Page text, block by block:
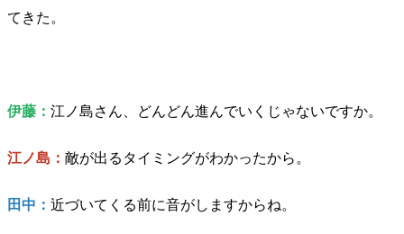
てきた。
伊藤： 江ノ島さん、どんどん進んでいくじゃないですか。
江ノ島： 敵が出るタイミングがわかったから。
田中： 近づいてくる前に音がしますからね。